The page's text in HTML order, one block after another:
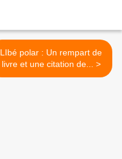
LIbé polar : Un rempart de
livre et une citation de... >